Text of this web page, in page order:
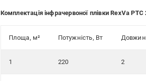
Комплектація інфрачервоної плівки RexVa
Площа, м² Потужність, Вт
1 220 2